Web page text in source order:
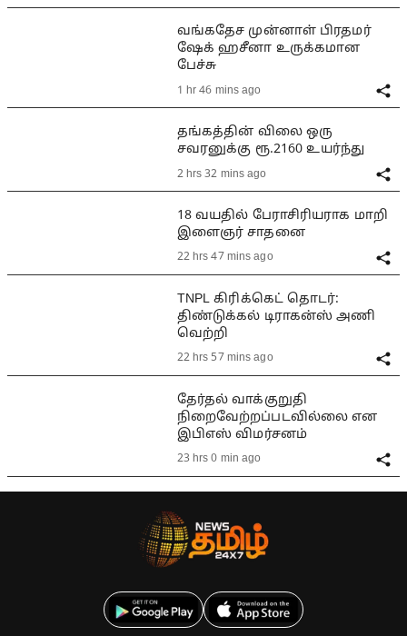
வங்கதேச முன்னாள் பிரதமர்
ஷேக் ஹசீனா உருக்கமான
பேச்சு
1 hr 46 mins ago
தங்கத்தின் விலை ஒரு
சவரனுக்கு ரூ.2160 உயர்ந்து
2 hrs 32 mins ago
18 வயதில் பேராசிரியராக மாறி
இளைஞர் சாதனை
22 hrs 47 mins ago
TNPL கிரிக்கெட் தொடர்:
திண்டுக்கல் டிராகன்ஸ் அணி
வெற்றி
22 hrs 57 mins ago
தேர்தல் வாக்குறுதி
நிறைவேற்றப்படவில்லை என
இபிஎஸ் விமர்சனம்
23 hrs 0 min ago